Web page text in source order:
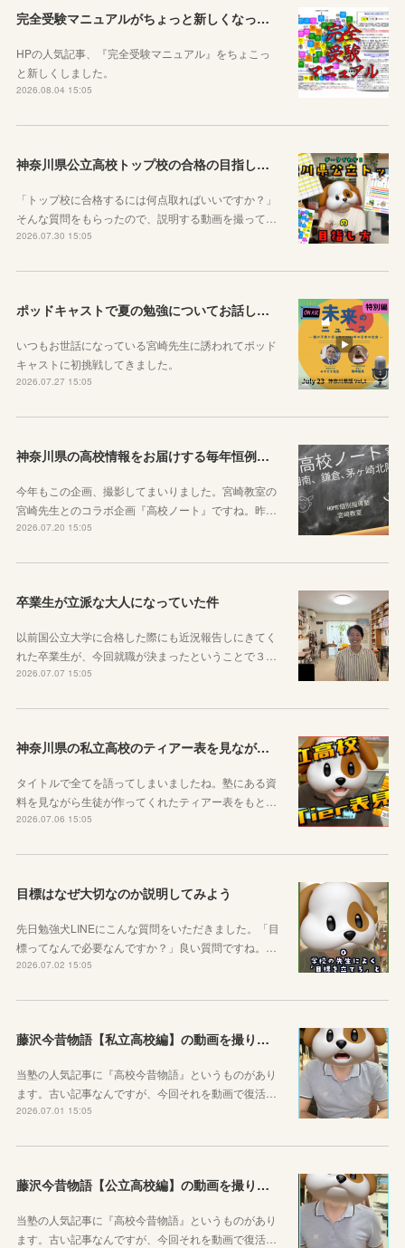
完全受験マニュアルがちょっと新しくなったよ！
HPの人気記事、『完全受験マニュアル』をちょこっ
と新しくしました。
2026.08.04 15:05
神奈川県公立高校トップ校の合格の目指し方について動画をアップしました
「トップ校に合格するには何点取ればいいですか？」
そんな質問をもらったので、説明する動画を撮って…
2026.07.30 15:05
ポッドキャストで夏の勉強についてお話ししています！
いつもお世話になっている宮崎先生に誘われてポッド
キャストに初挑戦してきました。
2026.07.27 15:05
神奈川県の高校情報をお届けする毎年恒例のコラボ企画のお知らせ
今年もこの企画、撮影してまいりました。宮崎教室の
宮崎先生とのコラボ企画『高校ノート』ですね。昨…
2026.07.20 15:05
卒業生が立派な大人になっていた件
以前国公立大学に合格した際にも近況報告しにきてく
れた卒業生が、今回就職が決まったということで３…
2026.07.07 15:05
神奈川県の私立高校のティアー表を見ながら話す動画を作りました！
タイトルで全てを語ってしまいましたね。塾にある資
料を見ながら生徒が作ってくれたティアー表をもと…
2026.07.06 15:05
目標はなぜ大切なのか説明してみよう
先日勉強犬LINEにこんな質問をいただきました。「目
標ってなんで必要なんですか？」良い質問ですね。…
2026.07.02 15:05
藤沢今昔物語【私立高校編】の動画を撮りました！
当塾の人気記事に『高校今昔物語』というものがあり
ます。古い記事なんですが、今回それを動画で復活…
2026.07.01 15:05
藤沢今昔物語【公立高校編】の動画を撮りました！
当塾の人気記事に『高校今昔物語』というものがあり
ます。古い記事なんですが、今回それを動画で復活…